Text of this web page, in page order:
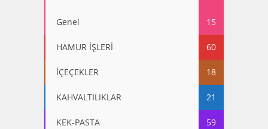
Genel 15
HAMUR İŞLERİ 60
İÇEÇEKLER 18
KAHVALTILIKLAR 21
KEK-PASTA 59